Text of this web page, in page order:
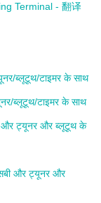
Terminal - 翻译
ब्लूटूथ/टाइमर के साथ
ब्लूटूथ/टाइमर के साथ
और ट्यूनर और ब्लूटूथ के
और ट्यूनर और